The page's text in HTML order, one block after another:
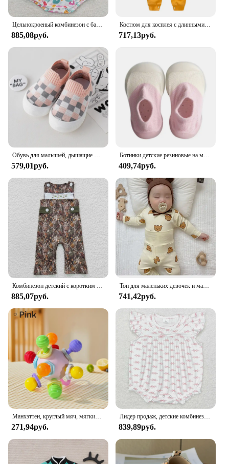
Цельнокроеный комбинезон с бантом для малышей и девочек
885,08руб.
Костюм для косплея с длинными рукавами и героями мультфильмов для маленьких мальчиков, комбинезон, комбинезон, одежда для младенцев, 100% хлопок, весна и осень
717,13руб.
Обувь для малышей, дышащие Нескользящие мягкие носки для пола, весна и осень, простая мультяшная сетчатая мягкая подошва, детская обувь
579,01руб.
Ботинки детские резиновые на мягкой подошве, Повседневная вязаная обувь для начинающих ходить без обуви, для мальчиков и девочек
409,74руб.
Комбинезон детский с коротким рукавом, камуфляжный цельнокроеный Ромпер, Одежда для новорожденных мальчиков и девочек, Уточки, весна-осень
885,07руб.
Топ для маленьких девочек и мальчиков, штаны из двух предметов, нижнее белье для малышей на весну и осень, Детская домашняя одежда, одежда для детей от 0 до 3 лет
741,42руб.
Манхэттен, круглый мяч, мягкий силиконовый мяч для рук, погремушка для младенцев, Жевательные Зубы для малышей, Успокаивающая детская сенсорная игрушка, подарок для новорожденных
271,94руб.
Лидер продаж, детские комбинезоны для маленьких девочек, розовый комбинезон с бантом и рукавами-фонариками, Осенние Комбинезоны для маленьких девочек, комбинезоны
839,89руб.